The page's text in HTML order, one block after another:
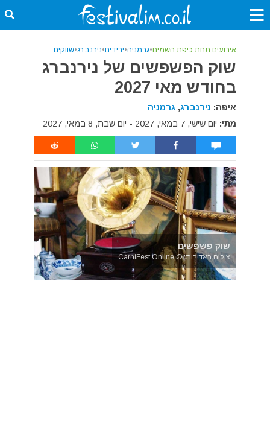
אירועים תחת כיפת השמים•גרמניה•ירידים•נירנברג•שווקים
שוק הפשפשים של נירנברג
בחודש מאי 2027
איפה: נירנברג, גרמניה
מתי: יום שישי, 7 במאי, 2027 - יום שבת, 8 במאי, 2027
שוק פשפשים
צילום באדיבות: © CarniFest Online